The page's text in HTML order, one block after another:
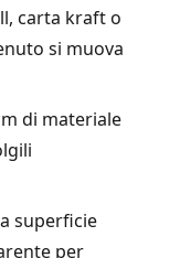
carta kraft o
si muova
di materiale
superficie
per